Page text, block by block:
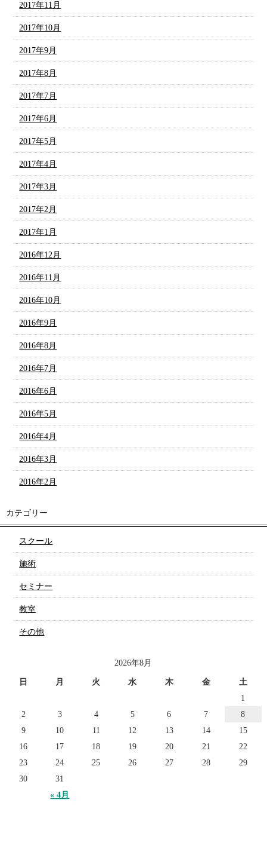
2017年11月
2017年10月
2017年9月
2017年8月
2017年7月
2017年6月
2017年5月
2017年4月
2017年3月
2017年2月
2017年1月
2016年12月
2016年11月
2016年10月
2016年9月
2016年8月
2016年7月
2016年6月
2016年5月
2016年4月
2016年3月
2016年2月
カテゴリー
スクール
施術
セミナー
教室
その他
2026年8月
日 月 火 水 木 金 土
« 4月
1
2
3 4 5 6 7
8
9
10 11 12 13 14
15
16
17 18 19 20 21
22
23
24 25 26 27 28
29
30
31